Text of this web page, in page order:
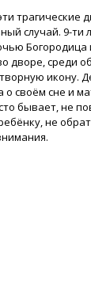
трагические
случай. 9-ти
Богородица
дворе, среди
икону.
о своём сне и
бывает, не
не